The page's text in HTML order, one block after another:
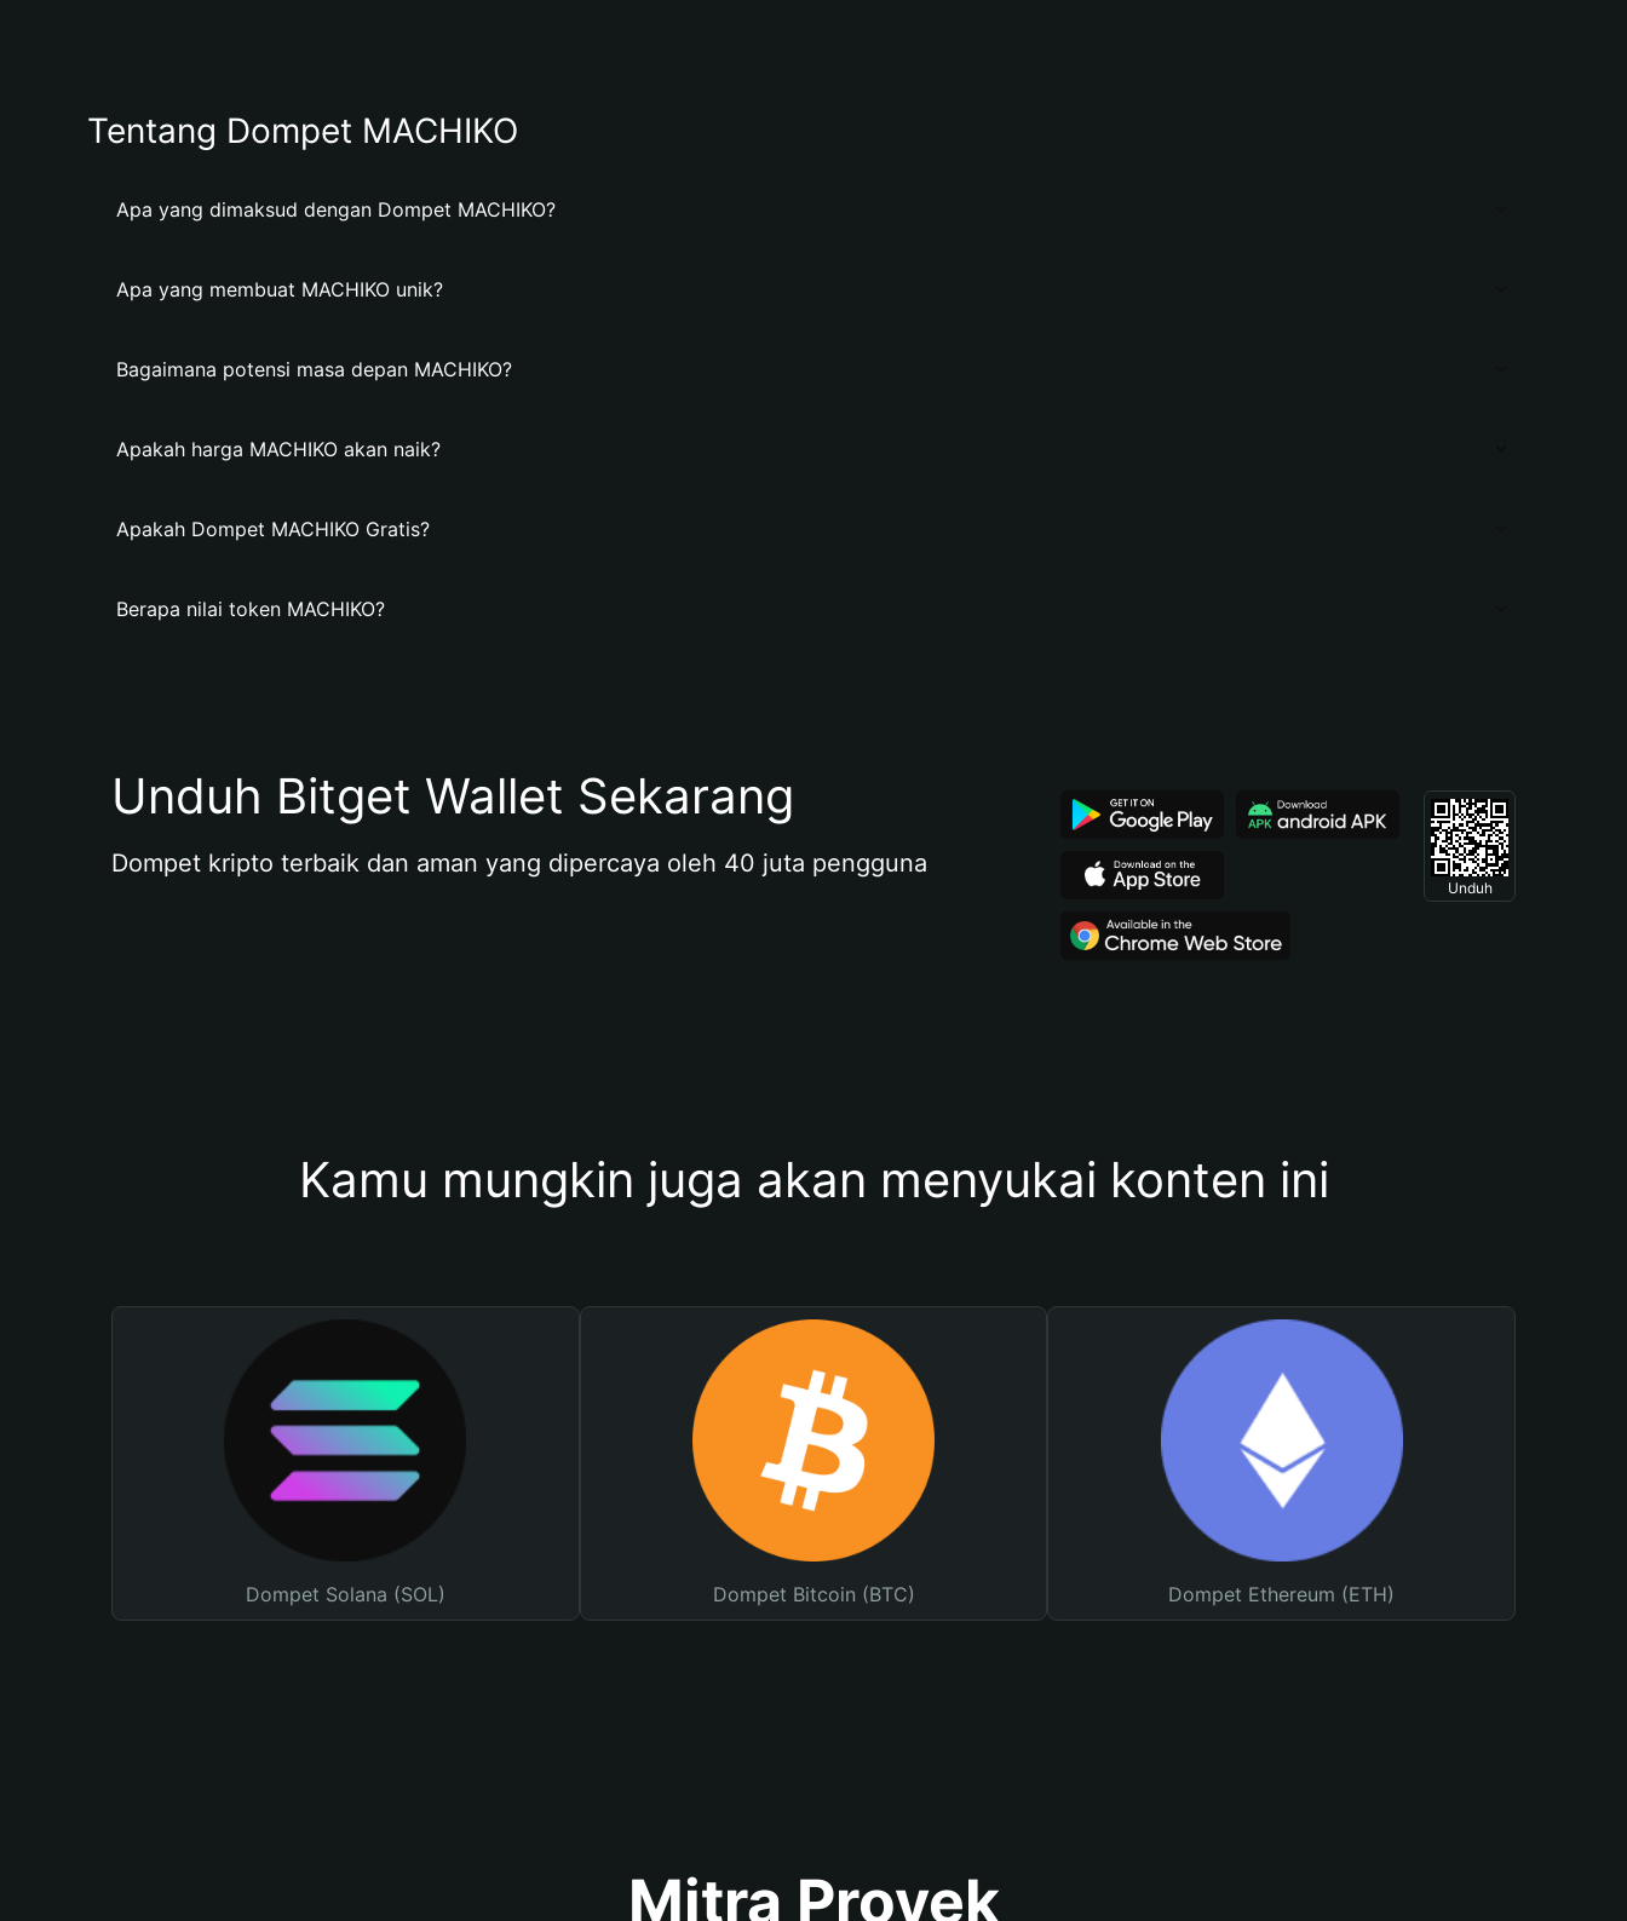
Tentang Dompet MACHIKO
Apa yang dimaksud dengan Dompet MACHIKO?
Apa yang membuat MACHIKO unik?
Bagaimana potensi masa depan MACHIKO?
Apakah harga MACHIKO akan naik?
Apakah Dompet MACHIKO Gratis?
Berapa nilai token MACHIKO?
Unduh Bitget Wallet Sekarang
Dompet kripto terbaik dan aman yang dipercaya oleh 40 juta pengguna
Unduh
Kamu mungkin juga akan menyukai konten ini
Dompet Solana (SOL) Dompet Bitcoin (BTC) Dompet Ethereum (ETH)
Mitra Proyek